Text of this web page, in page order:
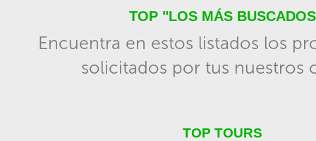
TOP "LOS MÁS
Encuentra en estos listados los
solicitados por tus nuestros
TOP TOURS